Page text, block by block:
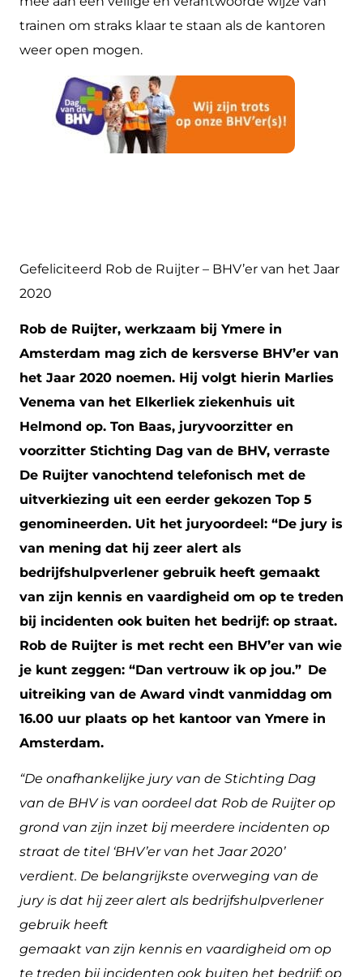
trainen om straks klaar te staan als de kantoren
weer open mogen.
Gefeliciteerd Rob de Ruijter – BHV’er van het Jaar
2020
Rob de Ruijter, werkzaam bij Ymere in
Amsterdam mag zich de kersverse BHV’er van
het Jaar 2020 noemen. Hij volgt hierin Marlies
Venema van het Elkerliek ziekenhuis uit
Helmond op. Ton Baas, juryvoorzitter en
voorzitter Stichting Dag van de BHV, verraste
De Ruijter vanochtend telefonisch met de
uitverkiezing uit een eerder gekozen Top 5
genomineerden. Uit het juryoordeel: “De jury is
van mening dat hij zeer alert als
bedrijfshulpverlener gebruik heeft gemaakt
van zijn kennis en vaardigheid om op te treden
bij incidenten ook buiten het bedrijf: op straat.
Rob de Ruijter is met recht een BHV’er van wie
je kunt zeggen: “Dan vertrouw ik op jou.” De
uitreiking van de Award vindt vanmiddag om
16.00 uur plaats op het kantoor van Ymere in
Amsterdam.
“De onafhankelijke jury van de Stichting Dag
van de BHV is van oordeel dat Rob de Ruijter op
grond van zijn inzet bij meerdere incidenten op
straat de titel ‘BHV’er van het Jaar 2020’
verdient. De belangrijkste overweging van de
jury is dat hij zeer alert als bedrijfshulpverlener
gebruik heeft
gemaakt van zijn kennis en vaardigheid om op
te treden bij incidenten ook buiten het bedrijf: op